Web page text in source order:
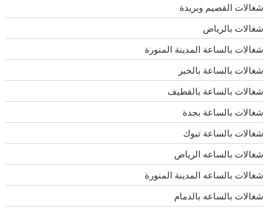
شغالات القصيم وبريدة
شغالات بالرياض
شغالات بالساعة المدينة المنورة
شغالات بالساعة بالخبر
شغالات بالساعة بالقطيف
شغالات بالساعة بجدة
شغالات بالساعة تبوك
شغالات بالساعه الرياض
شغالات بالساعه المدينة المنورة
شغالات بالساعه بالدمام